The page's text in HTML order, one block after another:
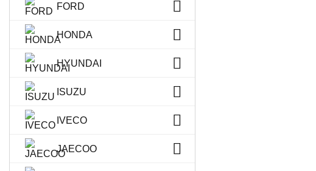
FORD
HONDA
HYUNDAI
ISUZU
IVECO
JAECOO